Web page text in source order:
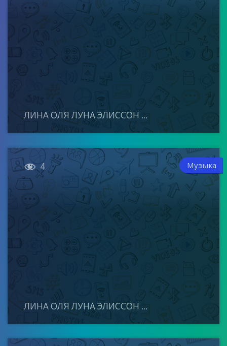
ЛИНА ОЛЯ ЛУНА ЭЛИССОН ...
 4 Музыка
ЛИНА ОЛЯ ЛУНА ЭЛИССОН ...